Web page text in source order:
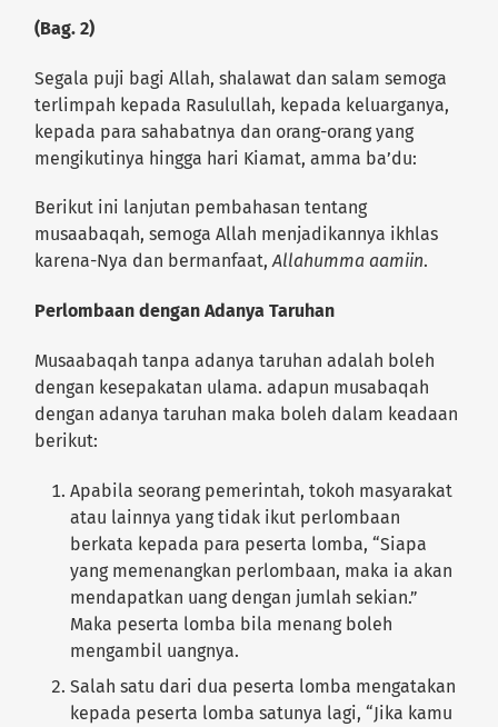
(Bag. 2)
Segala puji bagi Allah, shalawat dan salam semoga
terlimpah kepada Rasulullah, kepada keluarganya,
kepada para sahabatnya dan orang-orang yang
mengikutinya hingga hari Kiamat, amma ba’du:
Berikut ini lanjutan pembahasan tentang
musaabaqah, semoga Allah menjadikannya ikhlas
karena-Nya dan bermanfaat,Allahumma aamiin.
Perlombaan dengan Adanya Taruhan
Musaabaqah tanpa adanya taruhan adalah boleh
dengan kesepakatan ulama. adapun musabaqah
dengan adanya taruhan maka boleh dalam keadaan
berikut:
Apabila seorang pemerintah, tokoh masyarakat
atau lainnya yang tidak ikut perlombaan
berkata kepada para peserta lomba, “Siapa
yang memenangkan perlombaan, maka ia akan
mendapatkan uang dengan jumlah sekian.”
Maka peserta lomba bila menang boleh
mengambil uangnya.
Salah satu dari dua peserta lomba mengatakan
kepada peserta lomba satunya lagi, “Jika kamu